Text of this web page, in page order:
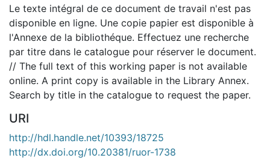
Le texte intégral de ce document de travail n'est pas
disponible en ligne. Une copie papier est disponible à
l'Annexe de la bibliothéque. Effectuez une recherche
par titre dans le catalogue pour réserver le document.
// The full text of this working paper is not available
online. A print copy is available in the Library Annex.
Search by title in the catalogue to request the paper.
URI
http://hdl.handle.net/10393/18725
http://dx.doi.org/10.20381/ruor-1738